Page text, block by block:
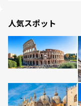
人気スポット